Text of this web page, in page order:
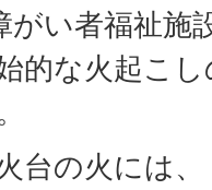
がい者福祉施
的な火起こ
台の火には